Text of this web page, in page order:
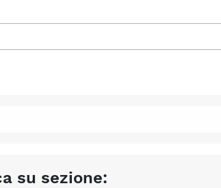
su sezione: